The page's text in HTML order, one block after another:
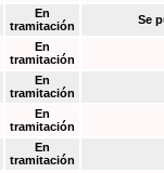
En
tramitación
Se
En
tramitación
En
tramitación
En
tramitación
En
tramitación